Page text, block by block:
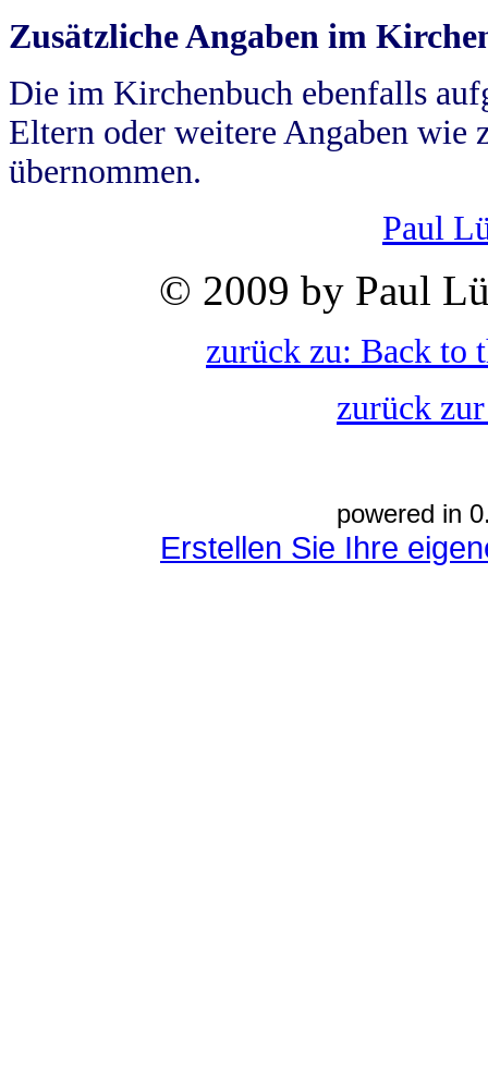
Zusätzliche Angaben im
Die im Kirchenbuch ebenfalls
Eltern oder weitere Angaben wie
übernommen.
Paul
© 2009 by Paul
zurück zu: Back to
zurück
powered in
Erstellen Sie Ihre